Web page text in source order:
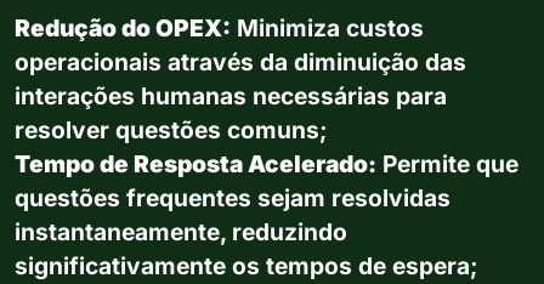
Redução do OPEX: Minimiza custos
operacionais através da diminuição das
interações humanas necessárias para
resolver questões comuns;
Tempo de Resposta Acelerado: Permite que
questões frequentes sejam resolvidas
instantaneamente, reduzindo
significativamente os tempos de espera;